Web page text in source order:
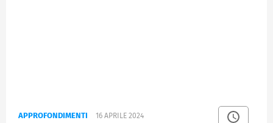
APPROFONDIMENTI 16 APRILE 2024